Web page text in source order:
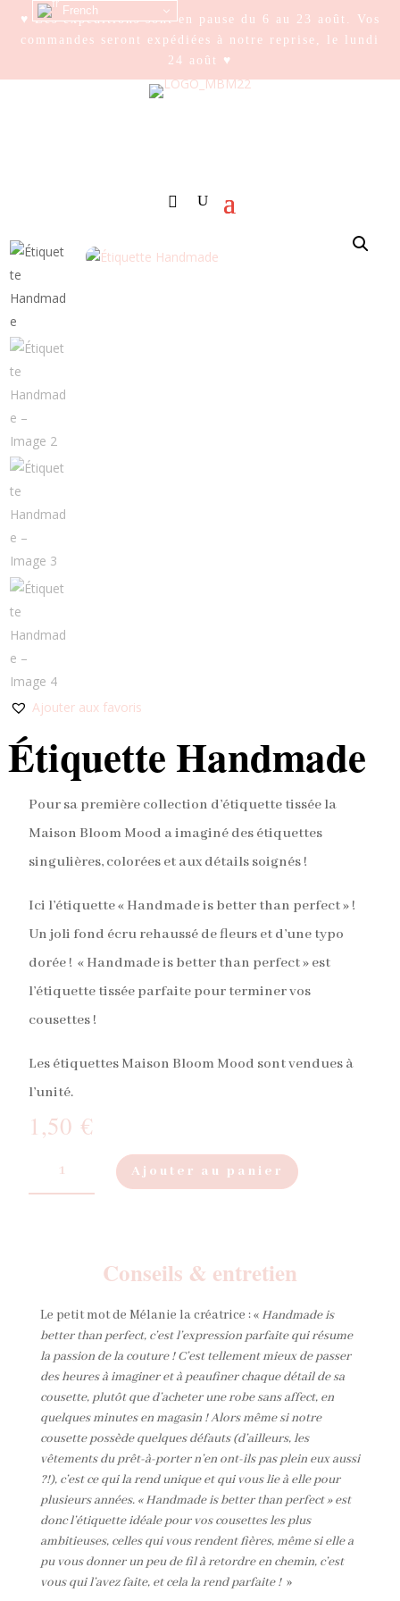
♥ Les expéditions sont en pause du 6 au 23 août. Vos
commandes seront expédiées à notre reprise, le lundi
24 août ♥
Ajouter aux favoris
Étiquette Handmade
Pour sa première collection d’étiquette tissée la
Maison Bloom Mood a imaginé des étiquettes
singulières, colorées et aux détails soignés !
Ici l’étiquette « Handmade is better than perfect » !
Un joli fond écru rehaussé de fleurs et d’une typo
dorée ! « Handmade is better than perfect » est
l’étiquette tissée parfaite pour terminer vos
cousettes !
Les étiquettes Maison Bloom Mood sont vendues à
l’unité.
1,50 €
Handmade
Ajouter au panier
l
i
v
e
:
Conseils & entretien
Le petit mot de Mélanie la créatrice : «Handmade is
better than perfect, c’est l’expression parfaite qui résume
la passion de la couture ! C’est tellement mieux de passer
des heures à imaginer et à peaufiner chaque détail de sa
cousette, plutôt que d’acheter une robe sans affect, en
quelques minutes en magasin ! Alors même si notre
cousette possède quelques défauts (d’ailleurs, les
vêtements du prêt-à-porter n’en ont-ils pas plein eux aussi
?!), c’est ce qui la rend unique et qui vous lie à elle pour
plusieurs années. « Handmade is better than perfect » est
donc l’étiquette idéale pour vos cousettes les plus
ambitieuses, celles qui vous rendent fières, même si elle a
pu vous donner un peu de fil à retordre en chemin, c’est
vous qui l’avez faite, et cela la rend parfaite ! »
French